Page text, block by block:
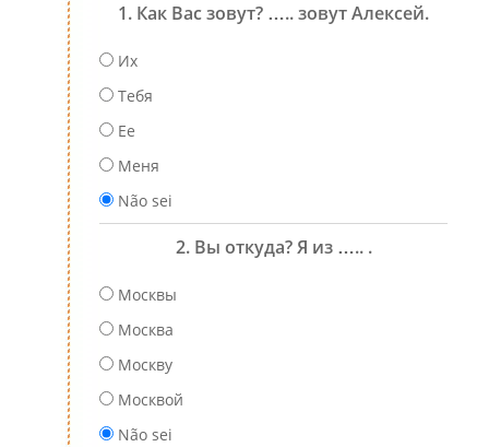
1. Как Вас зовут? ….. зовут Алексей.
Их
Тебя
Ее
Меня
Não sei
2. Вы откуда? Я из ….. .
Москвы
Москва
Москву
Москвой
Não sei